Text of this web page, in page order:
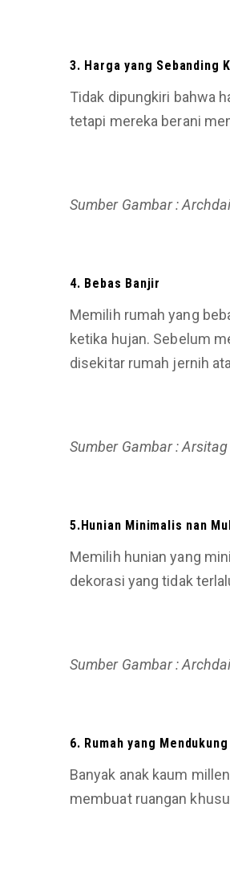
3. Harga yang Sebanding
Tidak dipungkiri bahwa
tetapi mereka berani
Sumber Gambar :
4. Bebas Banjir
Memilih rumah yang
ketika hujan. Sebelum
disekitar rumah jernih
Sumber Gambar : Arsitag
5.Hunian Minimalis nan
Memilih hunian yang
dekorasi yang tidak
Sumber Gambar :
6. Rumah yang
Banyak anak kaum
membuat ruangan